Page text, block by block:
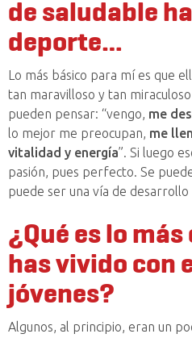
de saludable
deporte…
Lo más básico para mí es que
tan maravilloso y tan
pueden pensar: “vengo, me
lo mejor me preocupan, me
vitalidad y energía”. Si luego
pasión, pues perfecto. Se
puede ser una vía de
¿Qué es lo
has vivido con
jóvenes?
Algunos, al principio, eran un